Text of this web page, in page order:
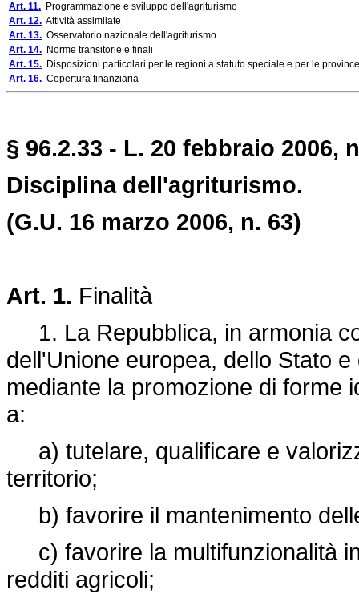
Art. 11. Programmazione e sviluppo dell'agriturismo
Art. 12. Attività assimilate
Art. 13. Osservatorio nazionale dell'agriturismo
Art. 14. Norme transitorie e finali
Art. 15. Disposizioni particolari per le regioni a statuto speciale e per le
Art. 16. Copertura finanziaria
§ 96.2.33 - L. 20 febbraio 2006,
Disciplina dell'agriturismo.
(G.U. 16 marzo 2006, n. 63)
Art. 1. Finalità
1. La Repubblica, in armonia
dell'Unione europea, dello Stato
mediante la promozione di forme
a:
a) tutelare, qualificare e
territorio;
b) favorire il mantenimento
c) favorire la multifunzionalità
redditi agricoli;